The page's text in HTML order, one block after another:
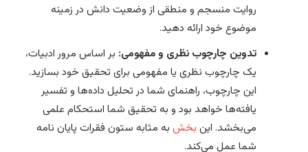
روایت منسجم و منطقی از وضعیت دانش در زمینه
موضوع خود ارائه دهید.
تدوین چارچوب نظری و مفهومی: بر اساس مرور ادبیات،
یک چارچوب نظری یا مفهومی برای تحقیق خود بسازید.
این چارچوب، راهنمای شما در تحلیل داده‌ها و تفسیر
یافته‌ها خواهد بود و به تحقیق شما استحکام علمی
می‌بخشد. این بخش به مثابه ستون فقرات پایان نامه
شما عمل می‌کند.